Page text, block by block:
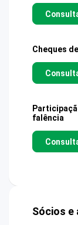
Cheques
falência
Sócios e